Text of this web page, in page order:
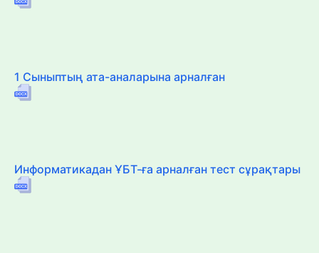
1 Сыныптың ата-аналарына арналған
Информатикадан ҰБТ-ға арналған тест сұрақтары